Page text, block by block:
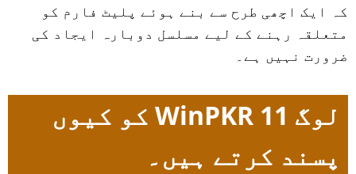
کہ ایک اچھی طرح سے بنے ہوئے پلیٹ فارم کو
متعلقہ رہنے کے لیے مسلسل دوبارہ ایجاد کی
ضرورت نہیں ہے۔
لوگ WinPKR 11 کو کیوں
پسند کرتے ہیں۔